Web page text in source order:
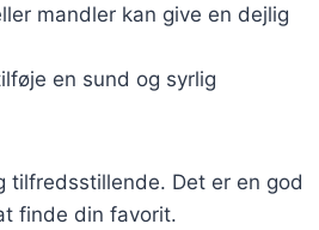
mandler kan give en dejlig
en sund og syrlig
tilfredsstillende. Det er en god
finde din favorit.